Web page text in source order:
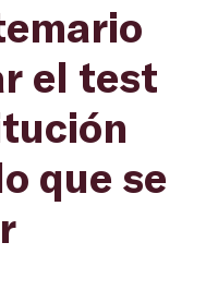
el test
que se